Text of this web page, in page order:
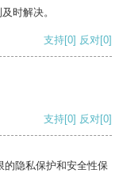
时解决。
支持[0] 反对[0]
支持[0] 反对[0]
的隐私保护和安全性保